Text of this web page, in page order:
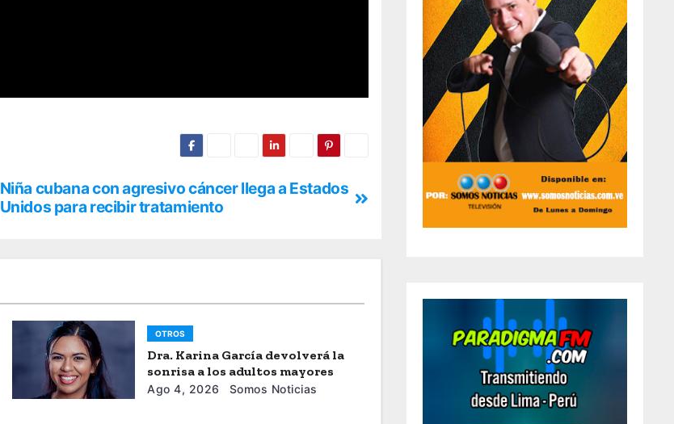
Niña cubana con agresivo cáncer llega a Estados
Unidos para recibir tratamiento
OTROS
Dra. Karina García devolverá la
sonrisa a los adultos mayores
Ago 4, 2026 Somos Noticias